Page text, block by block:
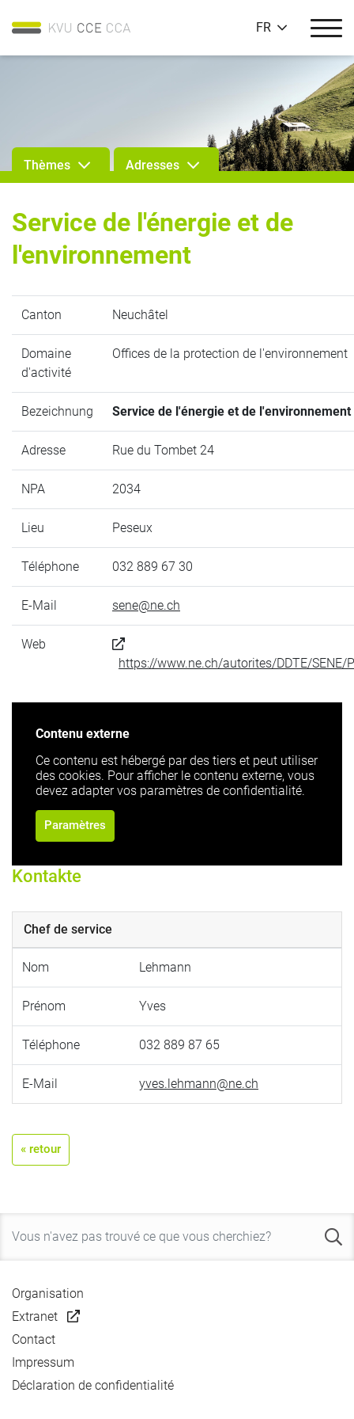
FR
Thèmes Adresses
Service de l'énergie et de
l'environnement
Canton Neuchâtel
Domaine
d'activité
Offices de la protection de l'environnement
Bezeichnung Service de l'énergie et de l'environnement
Adresse Rue du Tombet 24
NPA 2034
Lieu Peseux
Téléphone 032 889 67 30
E-Mail sene@ne.ch
Web
https://www.ne.ch/autorites/DDTE/SENE/
Contenu externe
Ce contenu est hébergé par des tiers et peut utiliser
des cookies. Pour afficher le contenu externe, vous
devez adapter vos paramètres de confidentialité.
Paramètres
Kontakte
Chef de service
Nom Lehmann
Prénom Yves
Téléphone 032 889 87 65
E-Mail yves.lehmann@ne.ch
« retour
Organisation
Extranet
Contact
Impressum
Déclaration de confidentialité